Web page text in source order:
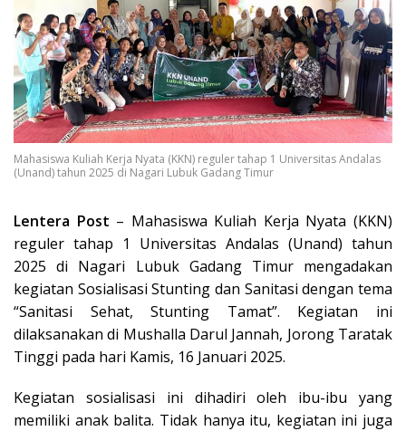
Mahasiswa Kuliah Kerja Nyata (KKN) reguler tahap 1 Universitas Andalas
(Unand) tahun 2025 di Nagari Lubuk Gadang Timur
Lentera Post – Mahasiswa Kuliah Kerja Nyata (KKN)
reguler tahap 1 Universitas Andalas (Unand) tahun
2025 di Nagari Lubuk Gadang Timur mengadakan
kegiatan Sosialisasi Stunting dan Sanitasi dengan tema
“Sanitasi Sehat, Stunting Tamat”. Kegiatan ini
dilaksanakan di Mushalla Darul Jannah, Jorong Taratak
Tinggi pada hari Kamis, 16 Januari 2025.
Kegiatan sosialisasi ini dihadiri oleh ibu-ibu yang
memiliki anak balita. Tidak hanya itu, kegiatan ini juga